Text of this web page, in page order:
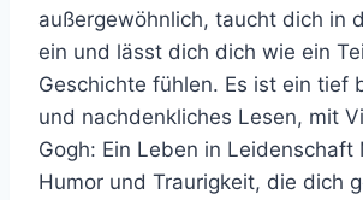
außergewöhnlich, taucht dich in
ein und lässt dich dich wie ein
Geschichte fühlen. Es ist ein tief
und nachdenkliches Lesen, mit
Gogh: Ein Leben in Leidenschaft
Humor und Traurigkeit, die dich